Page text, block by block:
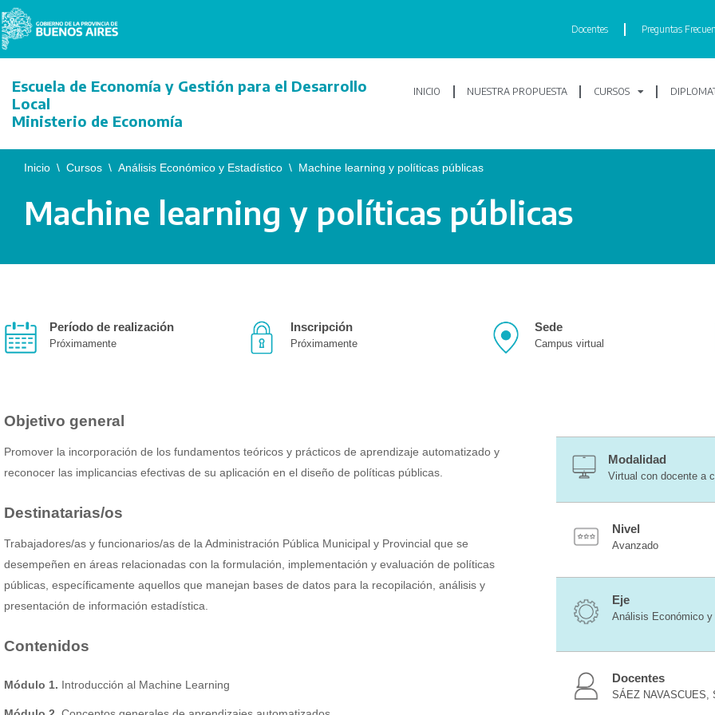
Saltar
contenido
Docentes Preguntas
Escuela de Economía y Gestión para el Desarrollo
Local
Ministerio de Economía
INICIO NUESTRA PROPUESTA CURSOS
Inicio \ Cursos \ Análisis Económico y Estadístico \ Machine learning y políticas públicas
Machine learning y políticas públicas
Período de realización
Próximamente
Inscripción
Próximamente
Sede
Campus virtual
Objetivo general
Promover la incorporación de los fundamentos teóricos y prácticos de aprendizaje automatizado y
reconocer las implicancias efectivas de su aplicación en el diseño de políticas públicas.
Destinatarias/os
Trabajadores/as y funcionarios/as de la Administración Pública Municipal y Provincial que se
desempeñen en áreas relacionadas con la formulación, implementación y evaluación de políticas
públicas, específicamente aquellos que manejan bases de datos para la recopilación, análisis y
presentación de información estadística.
Contenidos
Módulo 1. Introducción al Machine Learning
Modalidad
Virtual con docente a
Nivel
Avanzado
Eje
Análisis Económico
Docentes
SÁEZ NAVASCUES,